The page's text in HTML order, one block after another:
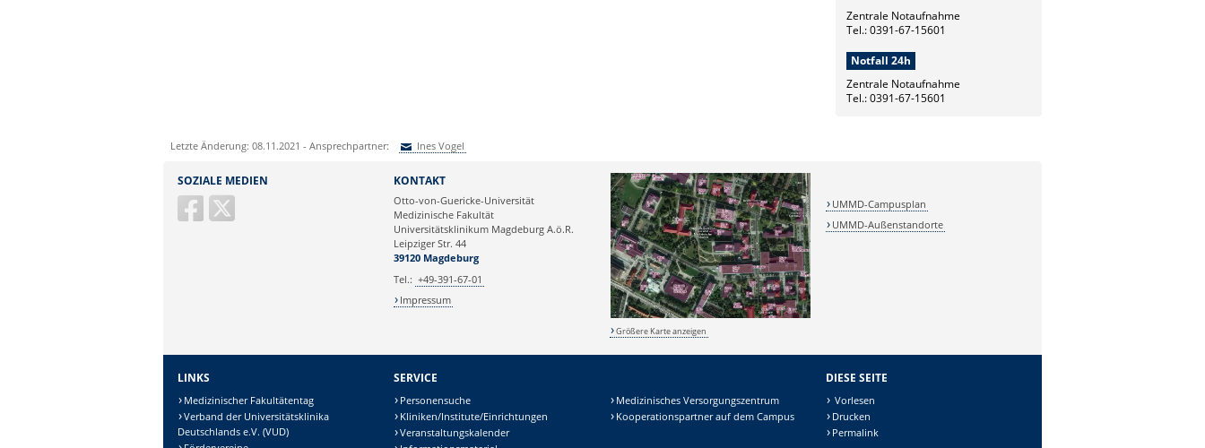
Zentrale Notaufnahme
Tel.: 0391-67-15601
Notfall 24h
Zentrale Notaufnahme
Tel.: 0391-67-15601
Letzte Änderung: 08.11.2021 - Ansprechpartner: Ines Vogel
Ihre E-Mailadresse:
SOZIALE MEDIEN KONTAKT
Otto-von-Guericke-Universität
Medizinische Fakultät
Universitätsklinikum Magdeburg A.ö.R.
Leipziger Str. 44
39120 Magdeburg
Tel.: +49-391-67-01
Impressum
Größere Karte anzeigen
UMMD-Campusplan
UMMD-Außenstandorte
LINKS
Medizinischer Fakultätentag
Verband der Universitätsklinika
Deutschlands e.V. (VUD)
SERVICE
Personensuche
Kliniken/Institute/Einrichtungen
Veranstaltungskalender
Medizinisches Versorgungszentrum
Kooperationspartner auf dem Campus
DIESE SEITE
Vorlesen
Drucken
Permalink